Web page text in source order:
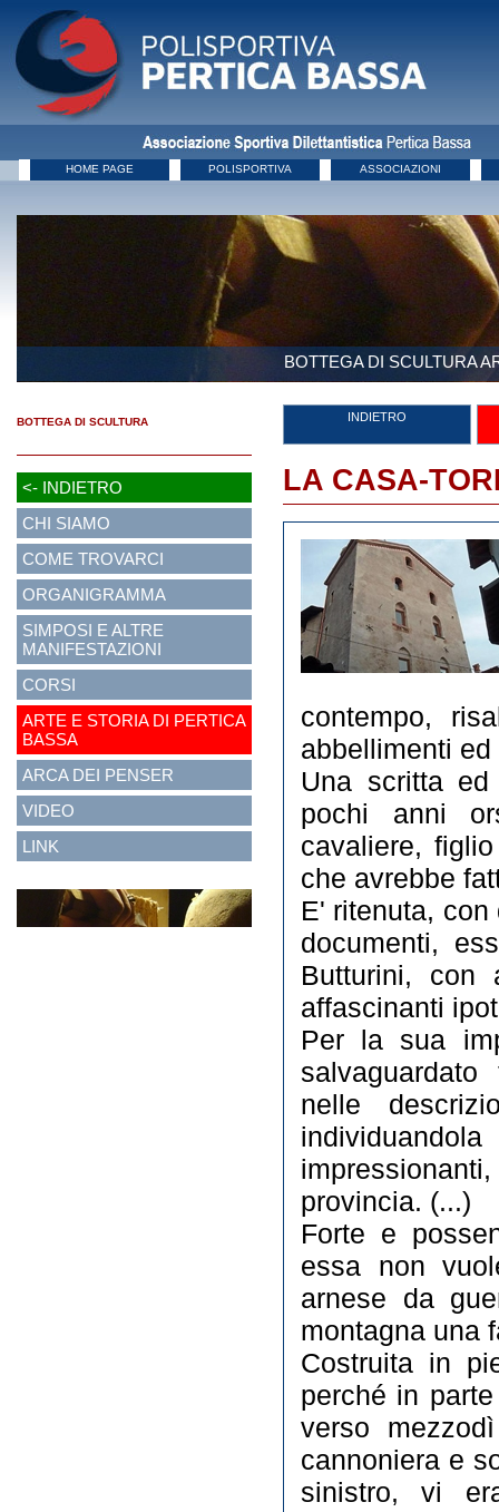
HOME PAGE POLISPORTIVA ASSOCIAZIONI
BOTTEGA DI SCULTURA
BOTTEGA DI SCULTURA
<- INDIETRO
CHI SIAMO
COME TROVARCI
ORGANIGRAMMA
SIMPOSI E ALTRE
MANIFESTAZIONI
CORSI
ARTE E STORIA DI PERTICA
BASSA
ARCA DEI PENSER
VIDEO
LINK
INDIETRO
LA CASA-
contempo,
abbellimenti
Una scritta
pochi anni
cavaliere,
che avrebbe
E' ritenuta,
documenti,
Butturini, con
affascinanti
Per la sua
nelle
provincia. (...)
Forte e
essa non
arnese da
montagna una
Costruita in
perché in
verso
cannoniera e
sinistro, vi